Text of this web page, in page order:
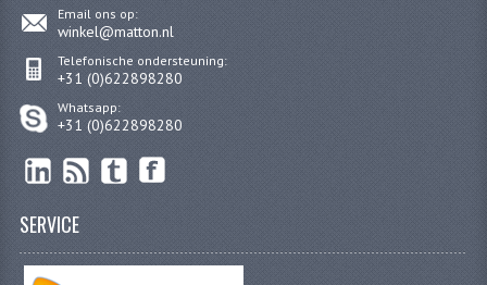
Email ons op:
winkel@matton.nl
Telefonische ondersteuning:
+31 (0)622898280
Whatsapp:
+31 (0)622898280
SERVICE